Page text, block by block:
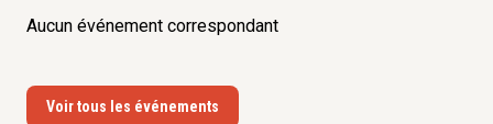
Aucun événement correspondant
Voir tous les événements